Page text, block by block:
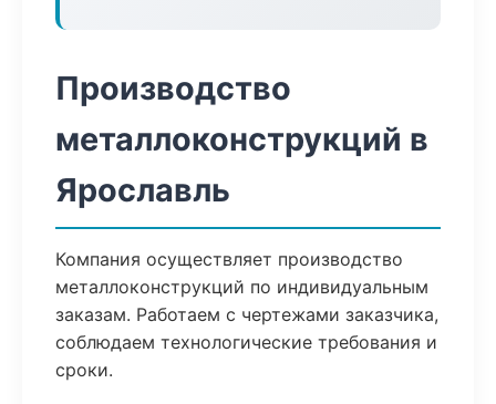
Производство
металлоконструкций в
Ярославль
Компания осуществляет производство
металлоконструкций по индивидуальным
заказам. Работаем с чертежами заказчика,
соблюдаем технологические требования и
сроки.